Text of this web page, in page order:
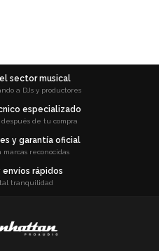
sector musical
a DJs y productores
especializado
de tu compra
y garantía oficial
marcas reconocidas
envíos rápidos
tranquilidad